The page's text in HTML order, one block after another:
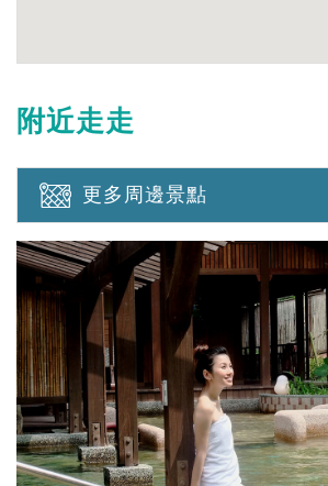
附近走走
更多周邊景點